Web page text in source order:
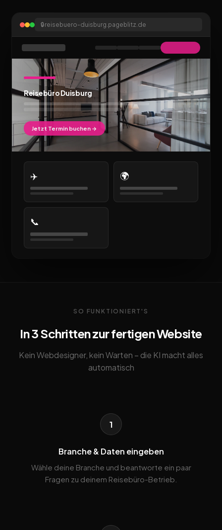
🔒reisebuero-duisburg.pageblitz.de
Reisebüro Duisburg
Jetzt Termin buchen →
✈️ 🌍
📞
SO FUNKTIONIERT'S
In 3 Schritten zur fertigen Website
Kein Webdesigner, kein Warten – die KI macht alles
automatisch
1
Branche & Daten eingeben
Wähle deine Branche und beantworte ein paar
Fragen zu deinem Reisebüro-Betrieb.